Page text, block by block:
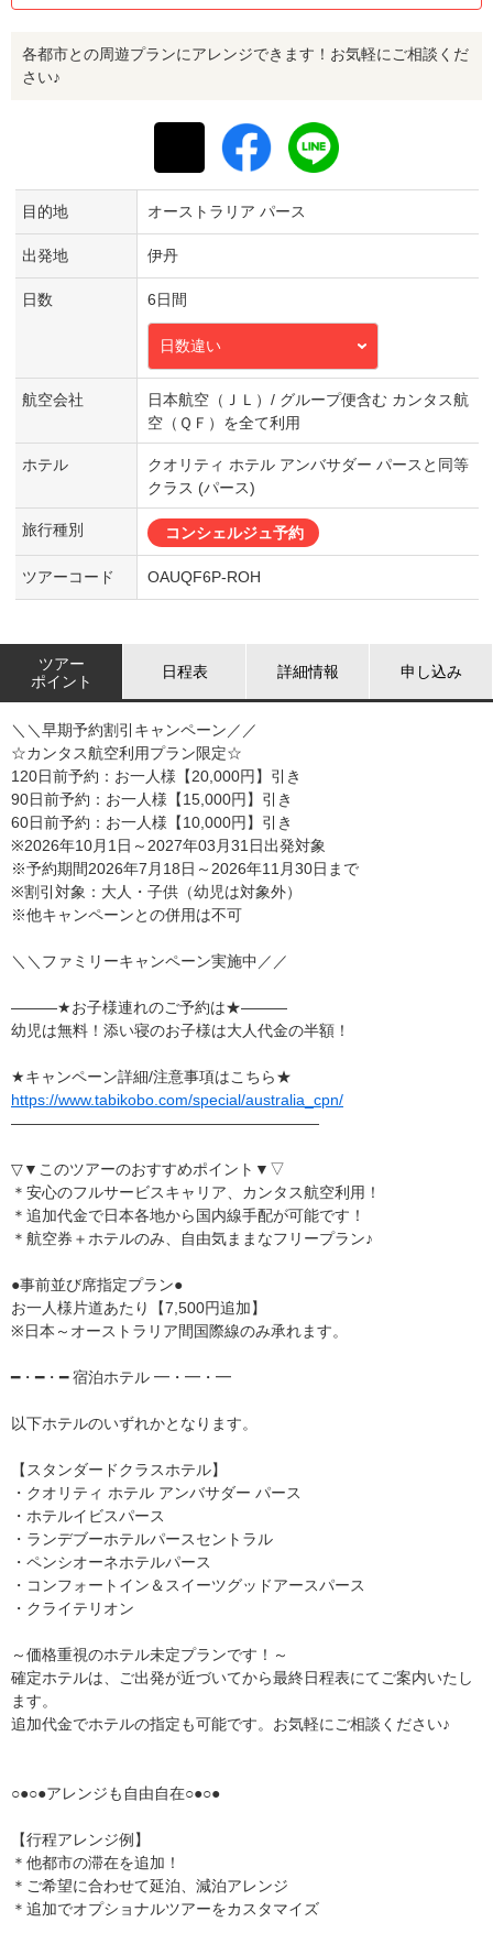
各都市との周遊プランにアレンジできます！お気軽にご相談くだ
さい♪
目的地 オーストラリア パース
出発地 伊丹
日数 6日間
日数違い
航空会社
日本航空（ＪＬ）/ グループ便含む カンタス航
空（ＱＦ）を全て利用
ホテル
クオリティ ホテル アンバサダー パースと同等
クラス (パース)
旅行種別 コンシェルジュ予約
ツアーコード OAUQF6P-ROH
ツアー
ポイント
日程表 詳細情報 申し込み
＼＼早期予約割引キャンペーン／／
☆カンタス航空利用プラン限定☆
120日前予約：お一人様【20,000円】引き
90日前予約：お一人様【15,000円】引き
60日前予約：お一人様【10,000円】引き
※2026年10月1日～2027年03月31日出発対象
※予約期間2026年7月18日～2026年11月30日まで
※割引対象：大人・子供（幼児は対象外）
※他キャンペーンとの併用は不可
＼＼ファミリーキャンペーン実施中／／
―――★お子様連れのご予約は★―――
幼児は無料！添い寝のお子様は大人代金の半額！
★キャンペーン詳細/注意事項はこちら★
https://www.tabikobo.com/special/australia_cpn/
――――――――――――――――――――
▽▼このツアーのおすすめポイント▼▽
＊安心のフルサービスキャリア、カンタス航空利用！
＊追加代金で日本各地から国内線手配が可能です！
＊航空券＋ホテルのみ、自由気ままなフリープラン♪
●事前並び席指定プラン●
お一人様片道あたり【7,500円追加】
※日本～オーストラリア間国際線のみ承れます。
━・━・━ 宿泊ホテル ━・━・━
以下ホテルのいずれかとなります。
【スタンダードクラスホテル】
・クオリティ ホテル アンバサダー パース
・ホテルイビスパース
・ランデブーホテルパースセントラル
・ペンシオーネホテルパース
・コンフォートイン＆スイーツグッドアースパース
・クライテリオン
～価格重視のホテル未定プランです！～
確定ホテルは、ご出発が近づいてから最終日程表にてご案内いたし
ます。
追加代金でホテルの指定も可能です。お気軽にご相談ください♪
○●○●アレンジも自由自在○●○●
【行程アレンジ例】
＊他都市の滞在を追加！
＊ご希望に合わせて延泊、減泊アレンジ
＊追加でオプショナルツアーをカスタマイズ